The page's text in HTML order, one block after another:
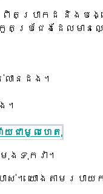
ងពិតប្រាកដ និង
ែងដែលមានល្បឿ
លានដង។
។
ហើយជាមូលហេតុ
ងទុកវា។
។ យោងតាមរបាយ